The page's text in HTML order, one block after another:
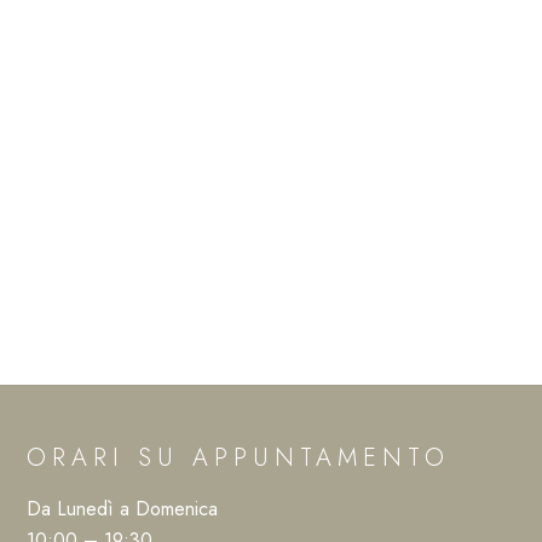
ORARI SU APPUNTAMENTO
Da Lunedì a Domenica